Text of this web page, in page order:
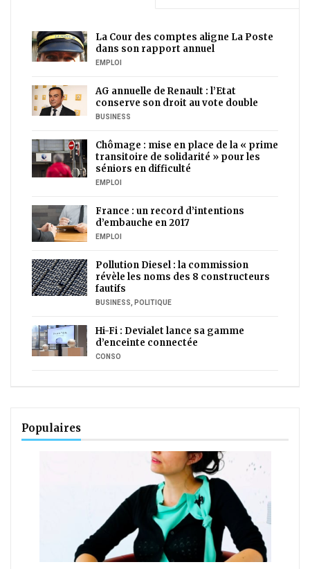
La Cour des comptes aligne La Poste
dans son rapport annuel
EMPLOI
AG annuelle de Renault : l’Etat
conserve son droit au vote double
BUSINESS
Chômage : mise en place de la « prime
transitoire de solidarité » pour les
séniors en difficulté
EMPLOI
France : un record d’intentions
d’embauche en 2017
EMPLOI
Pollution Diesel : la commission
révèle les noms des 8 constructeurs
fautifs
BUSINESS POLITIQUE
Hi-Fi : Devialet lance sa gamme
d’enceinte connectée
CONSO
Populaires